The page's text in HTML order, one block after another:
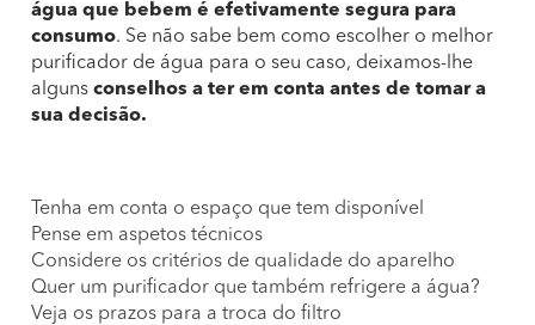
água que bebem é efetivamente segura para
consumo. Se não sabe bem como escolher o melhor
purificador de água para o seu caso, deixamos-lhe
alguns conselhos a ter em conta antes de tomar a
sua decisão.
Tenha em conta o espaço que tem disponível
Pense em aspetos técnicos
Considere os critérios de qualidade do aparelho
Quer um purificador que também refrigere a água?
Veja os prazos para a troca do filtro